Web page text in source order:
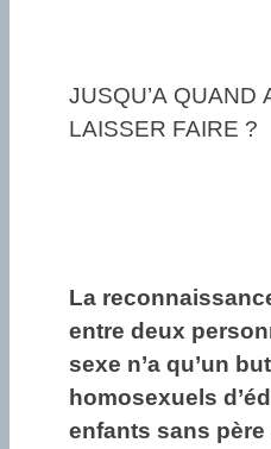
JUSQU’A QUAND
LAISSER FAIRE ?
La
entre deux
sexe n’a qu’un
homosexuels
enfants sans